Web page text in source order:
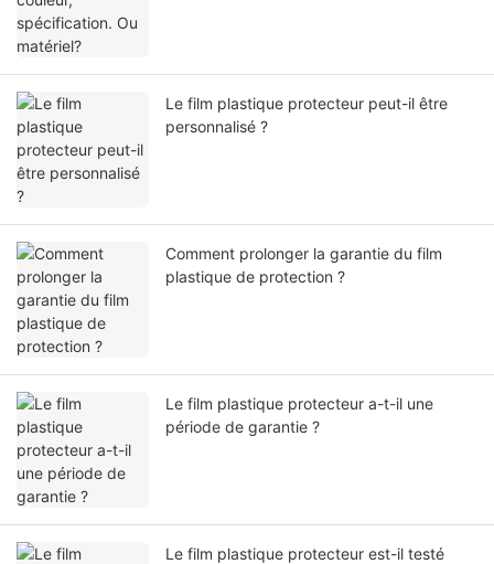
Le film plastique protecteur peut-il être
personnalisé ?
Comment prolonger la garantie du film
plastique de protection ?
Le film plastique protecteur a-t-il une
période de garantie ?
Le film plastique protecteur est-il testé